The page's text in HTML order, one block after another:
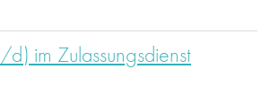
im Zulassungsdienst